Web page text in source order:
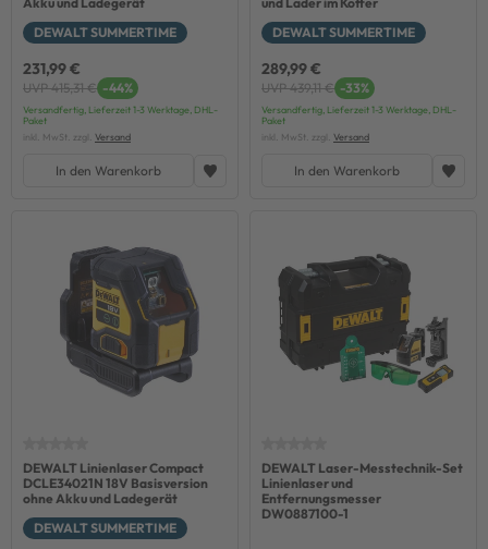
DEWALT SUMMERTIME
231,99 €
UVP 415,31 € -44%
Versandfertig, Lieferzeit 1-3 Werktage, DHL-
Paket
inkl. MwSt. zzgl. Versand
In den Warenkorb
DEWALT SUMMERTIME
289,99 €
UVP 439,11 € -33%
Versandfertig, Lieferzeit 1-3 Werktage, DHL-
Paket
inkl. MwSt. zzgl. Versand
In den Warenkorb
DEWALT Linienlaser Compact
DCLE34021N 18V Basisversion
ohne Akku und Ladegerät
DEWALT SUMMERTIME
DEWALT Laser-Messtechnik-Set
Linienlaser und
Entfernungsmesser
DW0887100-1